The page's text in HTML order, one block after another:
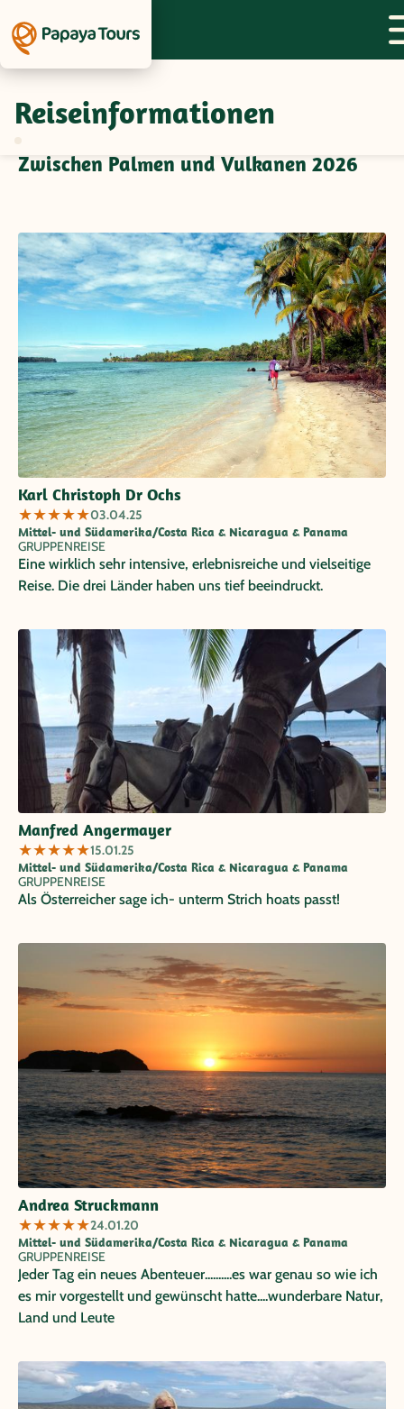
Reiseinformationen
Feedback zur Gruppenreise
Zwischen Palmen und Vulkanen 2026
Karl Christoph Dr Ochs
★★★★★03.04.25
Mittel- und Südamerika/Costa Rica & Nicaragua & Panama
GRUPPENREISE
Eine wirklich sehr intensive, erlebnisreiche und vielseitige
Reise. Die drei Länder haben uns tief beeindruckt.
Manfred Angermayer
★★★★★15.01.25
Mittel- und Südamerika/Costa Rica & Nicaragua & Panama
GRUPPENREISE
Als Österreicher sage ich- unterm Strich hoats passt!
Andrea Struckmann
★★★★★24.01.20
Mittel- und Südamerika/Costa Rica & Nicaragua & Panama
GRUPPENREISE
Jeder Tag ein neues Abenteuer..........es war genau so wie ich
es mir vorgestellt und gewünscht hatte....wunderbare Natur,
Land und Leute